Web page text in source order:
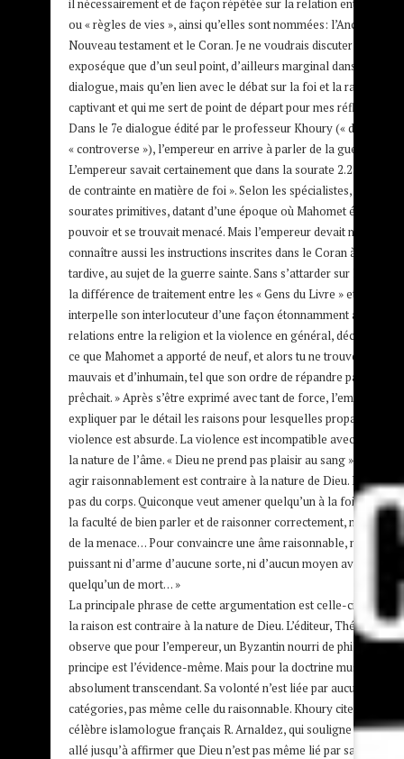
il nécessairement et de façon répétée sur la relation entre les
ou « règles de vies », ainsi qu’elles sont nommées: l’Ancien
Nouveau testament et le Coran. Je ne voudrais discuter au cours
exposéque que d’un seul point, d’ailleurs marginal dans le texte
dialogue, mais qu’en lien avec le débat sur la foi et la raison je
captivant et qui me sert de point de départ pour mes réflexions
Dans le 7e dialogue édité par le professeur Khoury (« dialexis »,
« controverse »), l’empereur en arrive à parler de la guerre
L’empereur savait certainement que dans la sourate 2.256, il est
de contrainte en matière de foi ». Selon les spécialistes, il s’agit-
sourates primitives, datant d’une époque où Mahomet était
pouvoir et se trouvait menacé. Mais l’empereur devait
connaître aussi les instructions inscrites dans le Coran à une
tardive, au sujet de la guerre sainte. Sans s’attarder sur les
la différence de traitement entre les « Gens du Livre » et les «
interpelle son interlocuteur d’une façon étonnamment abrupte
relations entre la religion et la violence en général, déclarant: «
ce que Mahomet a apporté de neuf, et alors tu ne trouveras rien
mauvais et d’inhumain, tel que son ordre de répandre par l’épée
prêchait. » Après s’être exprimé avec tant de force, l’empereur
expliquer par le détail les raisons pour lesquelles propager la
violence est absurde. La violence est incompatible avec la
la nature de l’âme. « Dieu ne prend pas plaisir au sang », dit-il. «
agir raisonnablement est contraire à la nature de Dieu. La foi
pas du corps. Quiconque veut amener quelqu’un à la foi doit
la faculté de bien parler et de raisonner correctement, non de la
de la menace… Pour convaincre une âme raisonnable, nul besoin
puissant ni d’arme d’aucune sorte, ni d’aucun moyen avec
quelqu’un de mort… »
La principale phrase de cette argumentation est celle-ci: Ne pas
la raison est contraire à la nature de Dieu. L’éditeur, Théodore
observe que pour l’empereur, un Byzantin nourri de philosophie
principe est l’évidence-même. Mais pour la doctrine musulmane,
absolument transcendant. Sa volonté n’est liée par aucune de nos
catégories, pas même celle du raisonnable. Khoury cite alors
célèbre islamologue français R. Arnaldez, qui souligne que Ibn
allé jusqu’à affirmer que Dieu n’est pas même lié par sa propre